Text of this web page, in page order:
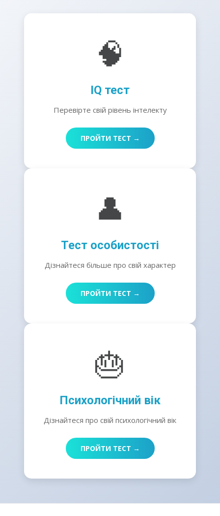
🧠
IQ тест
Перевірте свій рівень інтелекту
ПРОЙТИ ТЕСТ →
👤
Тест особистості
Дізнайтеся більше про свій характер
ПРОЙТИ ТЕСТ →
🎂
Психологічний вік
Дізнайтеся про свій психологічний вік
ПРОЙТИ ТЕСТ →